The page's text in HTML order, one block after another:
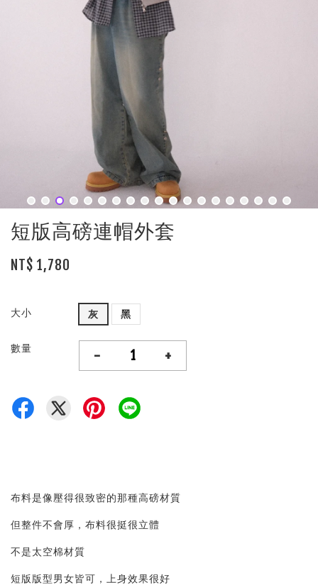
短版高磅連帽外套
NT$ 1,780
大小 灰 黑
數量 - +
布料是像壓得很致密的那種高磅材質
但整件不會厚，布料很挺很立體
不是太空棉材質
短版版型男女皆可，上身效果很好